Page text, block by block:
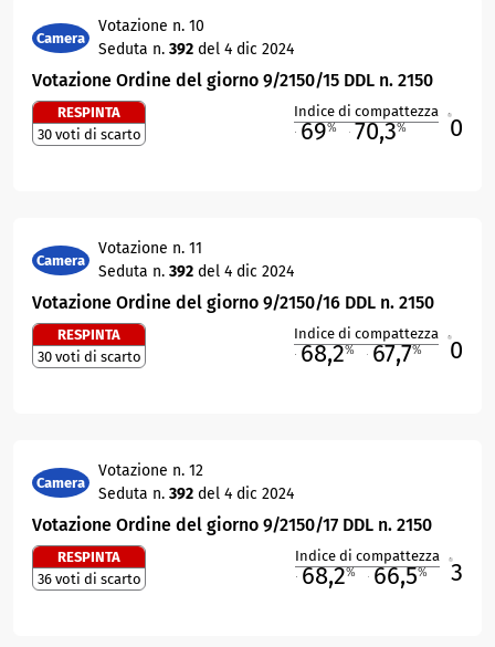
Camera
Votazione n. 10
Seduta n. 392 del 4 dic 2024
Votazione Ordine del giorno 9/2150/15 DDL n. 2150
RESPINTA
30 voti di scarto
Indice di compattezza
69% 70,3% 0
Camera
Votazione n. 11
Seduta n. 392 del 4 dic 2024
Votazione Ordine del giorno 9/2150/16 DDL n. 2150
RESPINTA
30 voti di scarto
Indice di compattezza
68,2% 67,7% 0
Camera
Votazione n. 12
Seduta n. 392 del 4 dic 2024
Votazione Ordine del giorno 9/2150/17 DDL n. 2150
RESPINTA
36 voti di scarto
Indice di compattezza
68,2% 66,5% 3